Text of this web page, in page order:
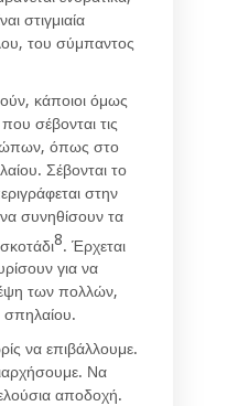
στιγμιαία
του σύμπαντος
κάποιοι όμως
σέβονται τις
όπως στο
Σέβονται το
στην
συνηθίσουν τα
8. Έρχεται
για να
των πολλών,
σπηλαίου.
να επιβάλλουμε.
Να
αποδοχή.